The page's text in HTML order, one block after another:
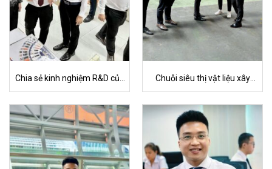
Chia sẻ kinh nghiệm R&D của
Chuỗi siêu thị vật liệu xây